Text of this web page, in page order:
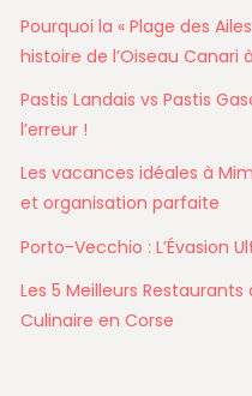
Pourquoi la « Plage des
histoire de l’Oiseau Canari
Pastis Landais vs Pastis
l’erreur !
Les vacances idéales à
et organisation parfaite
Porto-Vecchio : L’Évasion
Les 5 Meilleurs
Culinaire en Corse